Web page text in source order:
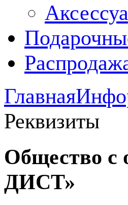
Главная
Реквизиты
Общество с
ДИСТ»